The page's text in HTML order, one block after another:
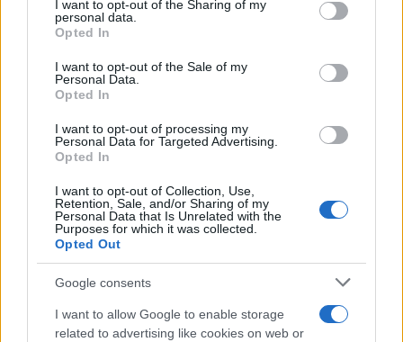
disclose it to other third parties.
Please note that this website/app uses one or more Google
services and may gather and store information including but
not limited to your visit or usage behaviour. You may click to
grant or deny consent to Google and its third-party tags to
consent section.
I want to opt-out of the Sharing of my
personal data.
Opted In
I want to opt-out of the Sale of my
Personal Data.
Opted In
I want to opt-out of processing my
Personal Data for Targeted Advertising.
Opted In
I want to opt-out of Collection, Use,
Retention, Sale, and/or Sharing of my
Personal Data that Is Unrelated with the
Purposes for which it was collected.
Opted Out
Google consents
I want to allow Google to enable storage
related to advertising like cookies on web or